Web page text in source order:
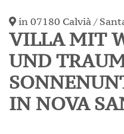
in 07180 Calvià /
VILLA MIT
UND
IN NOVA